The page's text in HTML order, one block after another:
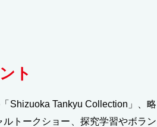
ト
Shizuoka Tankyu Collection」、略
トークショー、探究学習やボラン